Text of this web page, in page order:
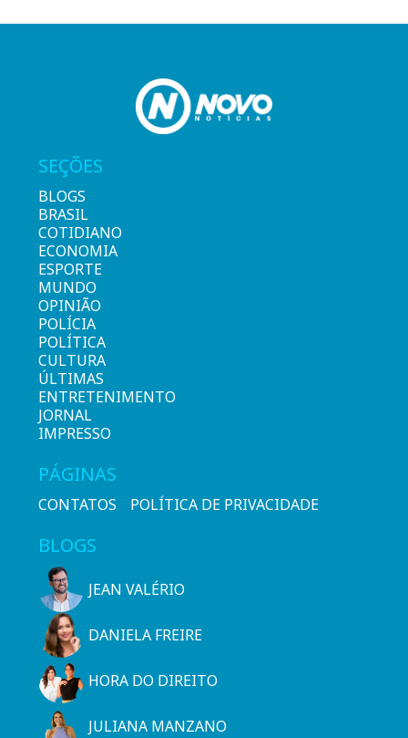
SEÇÕES
BLOGS
BRASIL
COTIDIANO
ECONOMIA
ESPORTE
MUNDO
OPINIÃO
POLÍCIA
POLÍTICA
CULTURA
ÚLTIMAS
ENTRETENIMENTO
JORNAL
IMPRESSO
PÁGINAS
CONTATOS POLÍTICA DE PRIVACIDADE
BLOGS
JEAN VALÉRIO
DANIELA FREIRE
HORA DO DIREITO
JULIANA MANZANO